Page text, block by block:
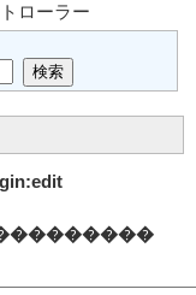
ローラー